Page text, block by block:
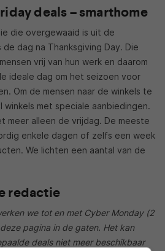
deals – smarthome
die overgewaaid is uit de
dag na Thanksgiving Day. Die
vrij van hun werk en daarom
ideale dag om het seizoen voor
Om de mensen naar de winkels te
met speciale aanbiedingen.
meer alleen de vrijdag. De meeste
enkele dagen of zelfs een week
We lichten een aantal van de
redactie
we tot en met Cyber Monday (2
pagina in de gaten. Het kan
deals niet meer beschikbaar